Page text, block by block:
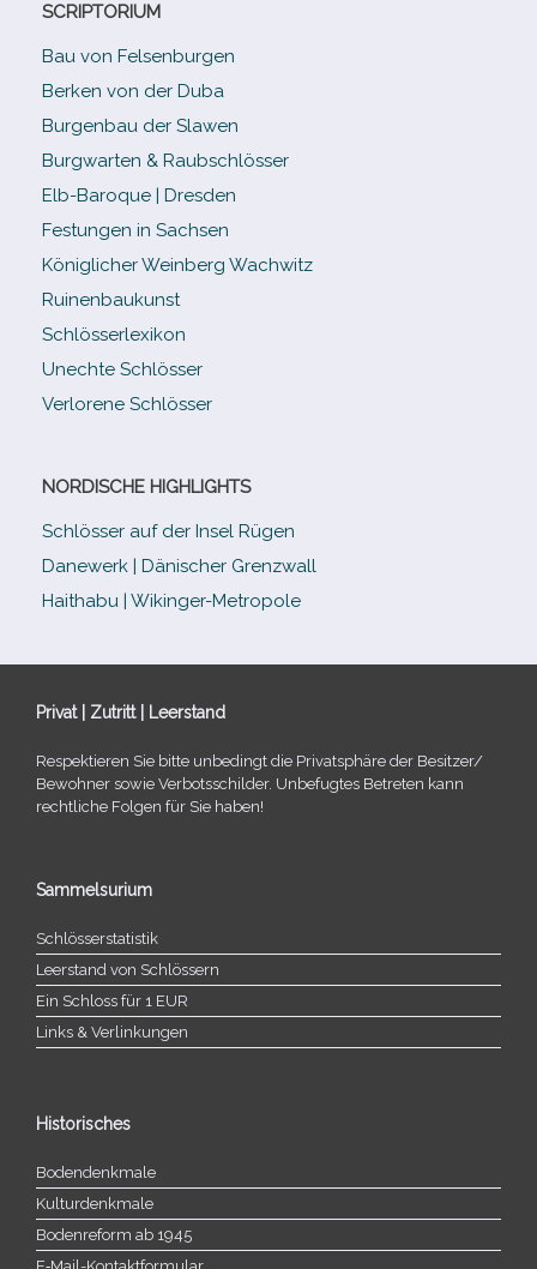
SCRIPTORIUM
Bau von Felsenburgen
Berken von der Duba
Burgenbau der Slawen
Burgwarten & Raubschlösser
Elb-​Baroque | Dresden
Festungen in Sachsen
Königlicher Weinberg Wachwitz
Ruinenbaukunst
Schlösserlexikon
Unechte Schlösser
Verlorene Schlösser
NORDISCHE HIGHLIGHTS
Schlösser auf der Insel Rügen
Danewerk | Dänischer Grenzwall
Haithabu | Wikinger-Metropole
Privat | Zutritt | Leerstand
Respektieren Sie bitte unbe­dingt die Privatsphäre der Besitzer/​
Bewohner sowie Verbotsschilder. Unbefugtes Betreten kann
recht­li­che Folgen für Sie haben!
Sammelsurium
Schlösserstatistik
Leerstand von Schlössern
Ein Schloss für 1 EUR
Links & Verlinkungen
Historisches
Bodendenkmale
Kulturdenkmale
Bodenreform ab 1945
E‑Mail-​​Kontaktformular